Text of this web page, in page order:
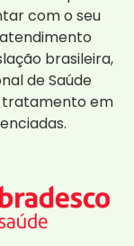
com o seu
brasileira,
de Saúde
tratamento em